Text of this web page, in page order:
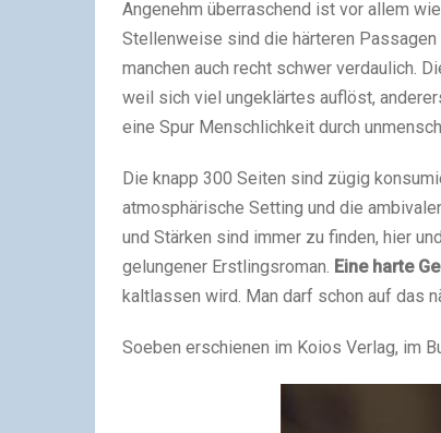
Angenehm überraschend ist vor allem
Stellenweise sind die härteren
manchen auch recht schwer verdaulich.
weil sich viel ungeklärtes auflöst,
eine Spur Menschlichkeit durch
Die knapp 300 Seiten sind zügig
atmosphärische Setting und die
und Stärken sind immer zu finden, hier
gelungener Erstlingsroman. Eine harte
kaltlassen wird. Man darf schon auf das
Soeben erschienen im Koios Verlag, im